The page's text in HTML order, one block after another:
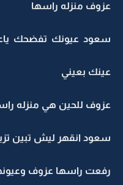
عزوف منزله راسها
سعود عيونك تفضحك
عينك بعيني
عزوف للحين هي منزله
سعود انقهر ليش تبين
رفعت راسها عزوف